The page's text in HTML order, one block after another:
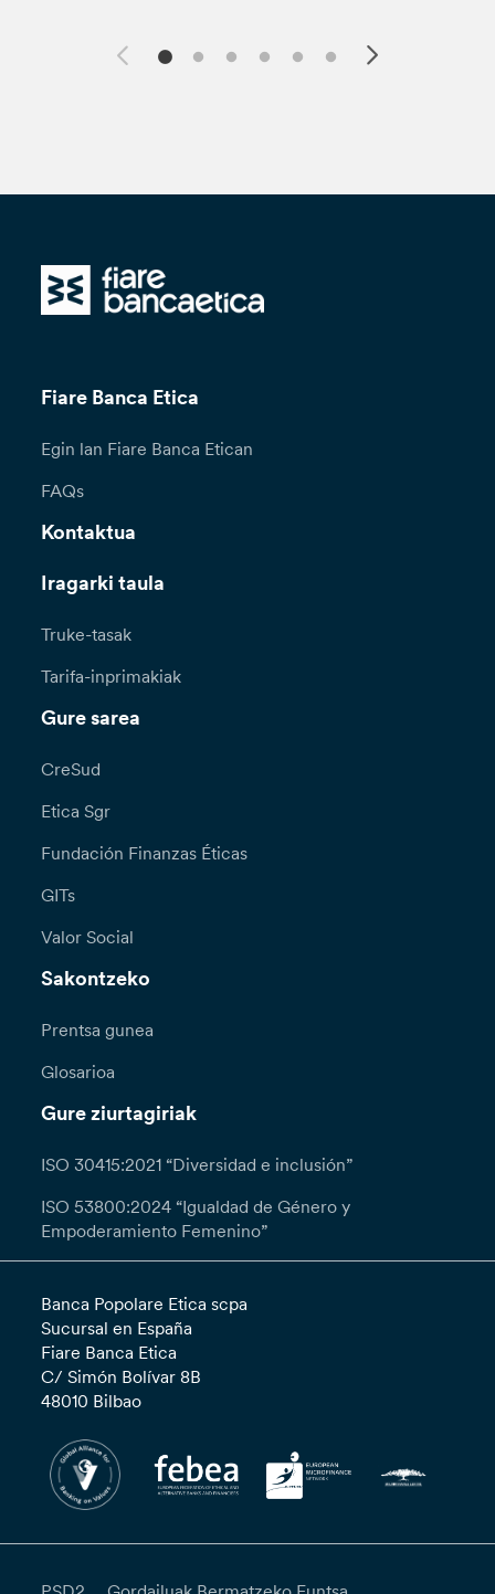
Fiare Banca Etica
Egin lan Fiare Banca Etican
FAQs
Kontaktua
Iragarki taula
Truke-tasak
Tarifa-inprimakiak
Gure sarea
CreSud
Etica Sgr
Fundación Finanzas Éticas
GITs
Valor Social
Sakontzeko
Prentsa gunea
Glosarioa
Gure ziurtagiriak
ISO 30415:2021 “Diversidad e inclusión”
ISO 53800:2024 “Igualdad de Género y
Empoderamiento Femenino”
Banca Popolare Etica scpa
Sucursal en España
Fiare Banca Etica
C/ Simón Bolívar 8B
48010 Bilbao